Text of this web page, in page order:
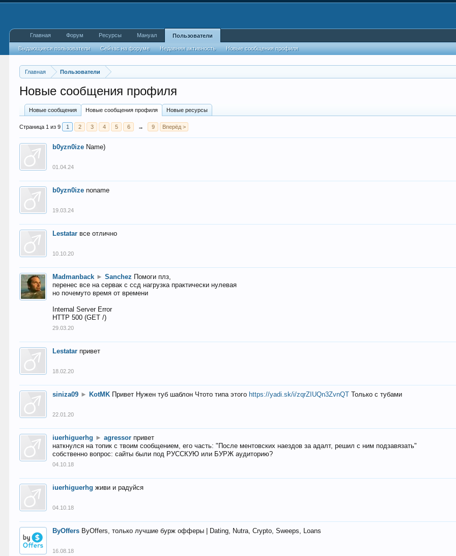
Главная Пользователи
Новые сообщения профиля
Новые сообщения Новые сообщения профиля Новые ресурсы
Страница 1 из 9 1 2 3 4 5 6 → 9 Вперёд >
b0yzn0ize Name)
01.04.24
b0yzn0ize noname
19.03.24
Lestatar все отлично
10.10.20
Madmanback ► Sanchez Помоги плз,
перенес все на сервак с ссд нагрузка практически нулевая
но почемуто время от времени
Internal Server Error
HTTP 500 (GET /)
29.03.20
Lestatar привет
18.02.20
siniza09 ► KotMK Привет Нужен туб шаблон Чтото типа этого https://yadi.sk/i/zqrZIUQn3ZvnQT Только с тубами
22.01.20
iuerhiguerhg ► agressor привет
наткнулся на топик с твоим сообщением, его часть: "После ментовских наездов за адалт, решил с ним подзавязать"
собственно вопрос: сайты были под РУССКУЮ или БУРЖ аудиторию?
04.10.18
iuerhiguerhg живи и радуйся
04.10.18
ByOffers ByOffers, только лучшие бурж офферы | Dating, Nutra, Crypto, Sweeps, Loans
16.08.18
Главная Форум Ресурсы Мануал Пользователи
Выдающиеся пользователи Сейчас на форуме Недавняя активность Новые сообщения профиля